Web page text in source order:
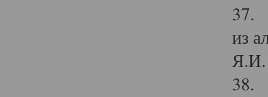
37.
из
Я.И.
38.